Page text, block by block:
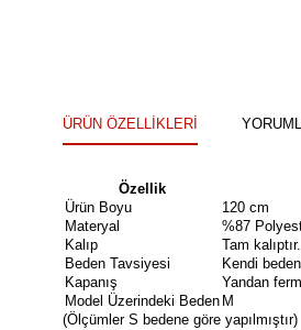
ÜRÜN ÖZELLIKLERI
Özellik
Ürün Boyu
120 cm
Materyal
%87
Kalıp
Tam kalıptır.
Beden Tavsiyesi
Kendi
Kapanış
Yandan
Model Üzerindeki Beden M
(Ölçümler S bedene göre yapılmıştır)